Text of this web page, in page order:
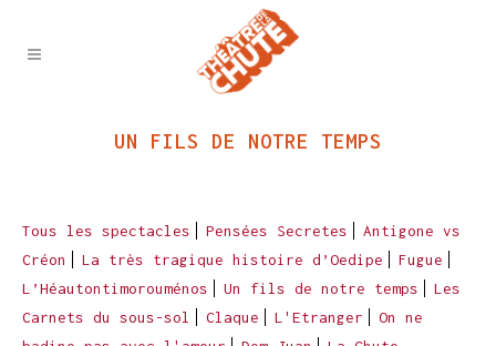
UN FILS DE NOTRE TEMPS
Tous les spectacles Pensées Secretes
Antigone vs
Créon
La très tragique histoire d’Oedipe
Fugue
L’Héautontimorouménos
Un fils de notre temps
Les
Carnets du sous-sol
Claque L'Etranger
On ne